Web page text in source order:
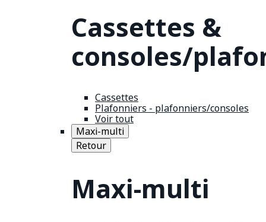
Cassettes &
consoles/
Cassettes
Plafonniers - plafonniers/consoles
Voir tout
Maxi-multi
Retour
Maxi-multi